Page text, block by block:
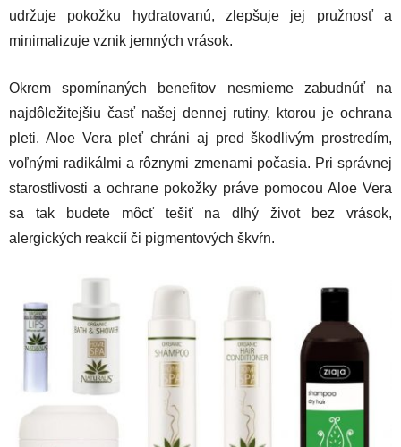
udržuje pokožku hydratovanú, zlepšuje jej pružnosť a
minimalizuje vznik jemných vrások.
Okrem spomínaných benefitov nesmieme zabudnúť na
najdôležitejšiu časť našej dennej rutiny, ktorou je ochrana
pleti. Aloe Vera pleť chráni aj pred škodlivým prostredím,
voľnými radikálmi a rôznymi zmenami počasia. Pri správnej
starostlivosti a ochrane pokožky práve pomocou Aloe Vera
sa tak budete môcť tešiť na dlhý život bez vrások,
alergických reakcií či pigmentových škvŕn.